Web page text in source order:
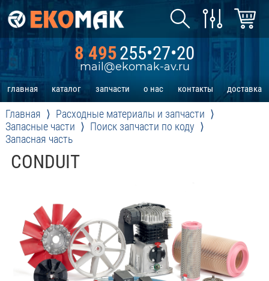
8 495255•27•20
mail@ekomak-av.ru
главная каталог запчасти о нас контакты доставка
Главная
Расходные материалы и запчасти
Запасные части
Поиск запчасти по коду
Запасная часть
CONDUIT